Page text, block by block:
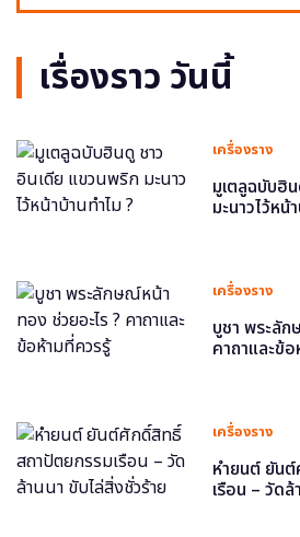
เรื่องราว วันนี้
เครื่องราง
มูเตลูฉบับฮิ
มะนาวไว้หน้
เครื่องราง
บูชา พระลัก
คาถาและข้
เครื่องราง
หำยนต์ ยัน
เรือน – วัด